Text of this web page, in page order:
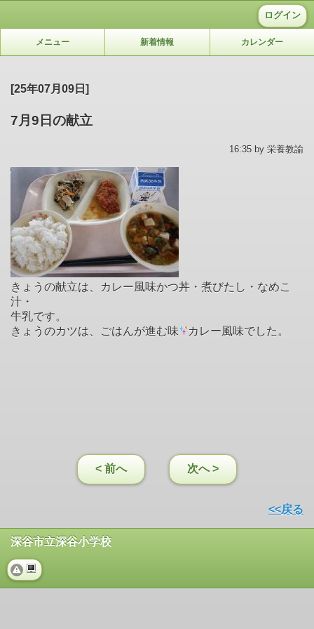
ログイン
メニュー 新着情報 カレンダー
[25年07月09日]
7月9日の献立
16:35 by 栄養教諭
きょうの献立は、カレー風味かつ丼・煮びたし・なめこ
汁・
牛乳です。
きょうのカツは、ごはんが進む味
カレー風味でした。
< 前へ 次へ >
<<戻る
深谷市立深谷小学校